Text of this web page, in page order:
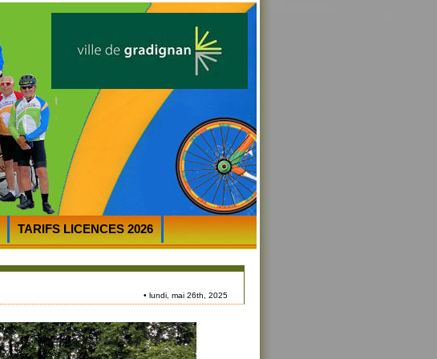
TARIFS LICENCES 2026
• lundi, mai 26th, 2025